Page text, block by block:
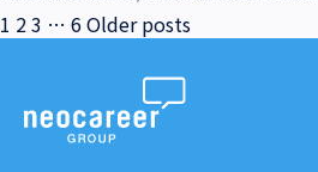
投
1 23 … 6Older posts